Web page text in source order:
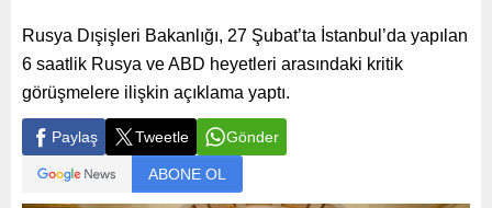
Rusya Dışişleri Bakanlığı, 27 Şubat’ta İstanbul’da yapılan
6 saatlik Rusya ve ABD heyetleri arasındaki kritik
görüşmelere ilişkin açıklama yaptı.
Paylaş Tweetle Gönder
ABONE OL